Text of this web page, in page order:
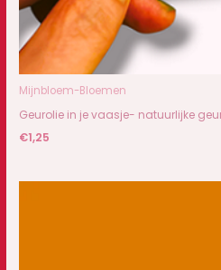
Mijnbloem-Bloemen
Geurolie in je vaasje- natuurlijke
€1,25